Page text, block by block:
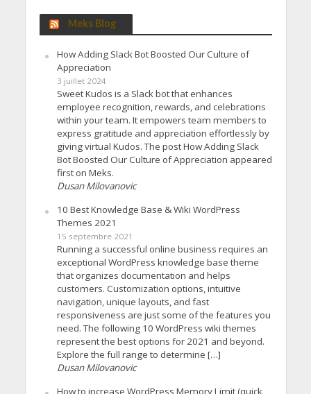
Meks Blog
How Adding Slack Bot Boosted Our Culture of
Appreciation
3 juillet 2024
Sweet Kudos is a Slack bot that enhances
employee recognition, rewards, and celebrations
within your team. It empowers team members to
express gratitude and appreciation effortlessly by
giving virtual Kudos. The post How Adding Slack
Bot Boosted Our Culture of Appreciation appeared
first on Meks.
Dusan Milovanovic
10 Best Knowledge Base & Wiki WordPress
Themes 2021
15 septembre 2021
Running a successful online business requires an
exceptional WordPress knowledge base theme
that organizes documentation and helps
customers. Customization options, intuitive
navigation, unique layouts, and fast
responsiveness are just some of the features you
need. The following 10 WordPress wiki themes
represent the best options for 2021 and beyond.
Explore the full range to determine […]
Dusan Milovanovic
How to increase WordPress Memory Limit (quick